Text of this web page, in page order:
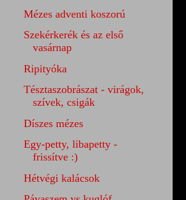
Mézes adventi koszorú
Szekérkerék és az első
vasárnap
Ripityóka
Tésztaszobrászat - virágok,
szívek, csigák
Díszes mézes
Egy-petty, libapetty -
frissítve :)
Hétvégi kalácsok